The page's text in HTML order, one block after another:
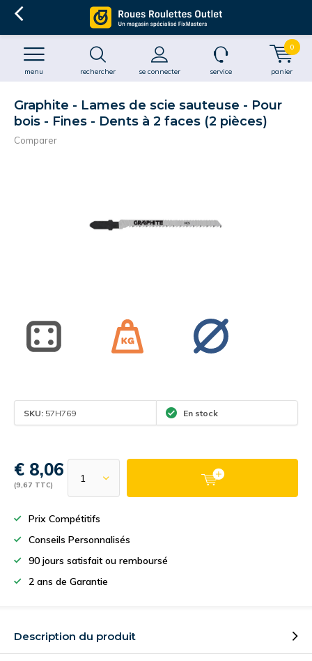
rechercher se connecter
menu service panier
0
Graphite - Lames de scie sauteuse - Pour
bois - Fines - Dents à 2 faces (2 pièces)
Comparer
SKU: 57H769 En stock
€ 8,06
(9,67 TTC)
Prix Compétitifs
Conseils Personnalisés
90 jours satisfait ou remboursé
2 ans de Garantie
Description du produit